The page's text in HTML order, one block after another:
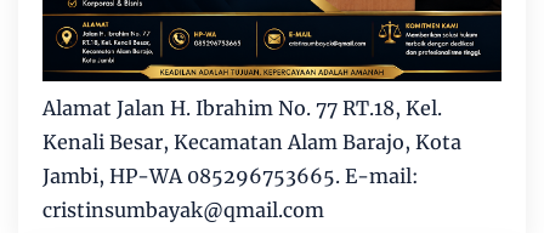
Alamat Jalan H. Ibrahim No. 77 RT.18, Kel.
Kenali Besar, Kecamatan Alam Barajo, Kota
Jambi, HP-WA 085296753665. E-mail:
cristinsumbayak@qmail.com